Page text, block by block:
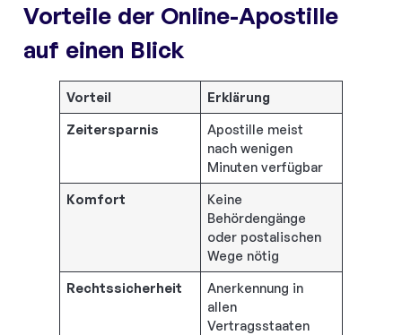
Vorteile der Online-Apostille
auf einen Blick
Vorteil
Erklärung
Zeitersparnis
Apostille meist
nach wenigen
Minuten verfügbar
Komfort
Keine
Behördengänge
oder postalischen
Wege nötig
Rechtssicherheit
Anerkennung in
allen
Vertragsstaaten